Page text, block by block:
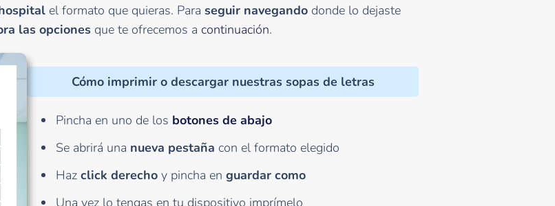
el formato que quieras. Para seguir navegando donde lo dejaste
las opciones que te ofrecemos a continuación.
Cómo imprimir o descargar nuestras sopas de letras
Pincha en uno de los botones de abajo
Se abrirá una nueva pestaña con el formato elegido
Hazclick derecho y pincha enguardar como